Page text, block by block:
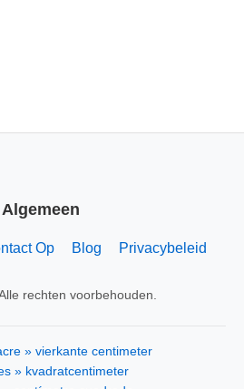
Algemeen
Op Blog Privacybeleid
rechten voorbehouden.
» vierkante centimeter
» kvadratcentimeter